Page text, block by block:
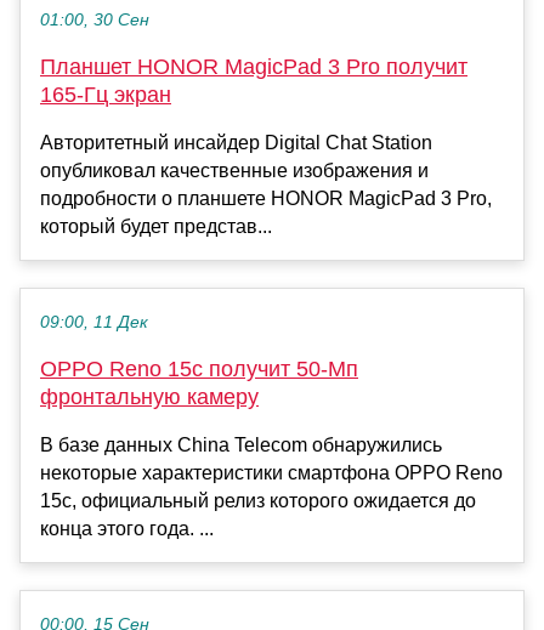
01:00, 30 Сен
Планшет HONOR MagicPad 3 Pro получит
165-Гц экран
Авторитетный инсайдер Digital Chat Station
опубликовал качественные изображения и
подробности о планшете HONOR MagicPad 3 Pro,
который будет представ...
09:00, 11 Дек
OPPO Reno 15c получит 50-Мп
фронтальную камеру
В базе данных China Telecom обнаружились
некоторые характеристики смартфона OPPO Reno
15c, официальный релиз которого ожидается до
конца этого года. ...
00:00, 15 Сен